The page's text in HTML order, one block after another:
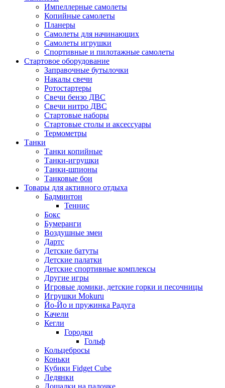
Импеллерные самолеты
Копийные самолеты
Планеры
Самолеты для начинающих
Самолеты игрушки
Спортивные и пилотажные самолеты
Стартовое оборудование
Заправочные бутылочки
Накалы свечи
Ротостартеры
Свечи бензо ДВС
Свечи нитро ДВС
Стартовые наборы
Стартовые столы и аксессуары
Термометры
Танки
Танки копийные
Танки-игрушки
Танки-шпионы
Танковые бои
Товары для активного отдыха
Бадминтон
Теннис
Бокс
Бумеранги
Воздушные змеи
Дартс
Детские батуты
Детские палатки
Детские спортивные комплексы
Другие игры
Игровые домики, детские горки и песочницы
Игрушки Mokuru
Йо-Йо и пружинка Радуга
Качели
Кегли
Городки
Гольф
Кольцебросы
Коньки
Кубики Fidget Cube
Ледянки
Лошадки на палочке